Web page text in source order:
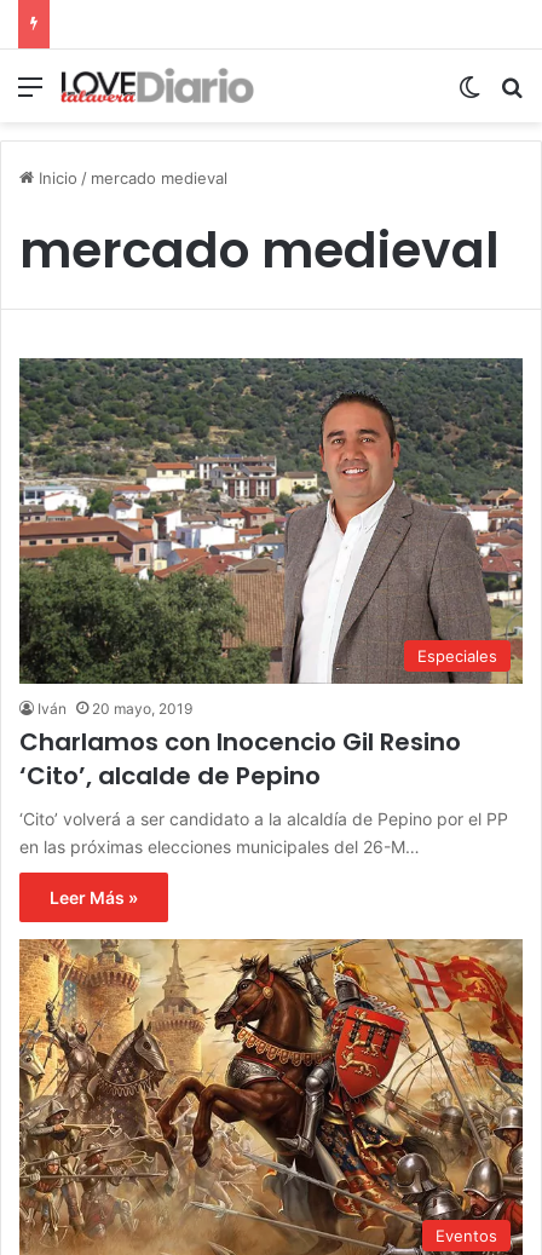
Menú
Inicio / mercado medieval
mercado medieval
Especiales
Iván 20 mayo, 2019
Charlamos con Inocencio Gil Resino
‘Cito’, alcalde de Pepino
‘Cito’ volverá a ser candidato a la alcaldía de Pepino por el PP
en las próximas elecciones municipales del 26-M…
Leer Más »
Eventos